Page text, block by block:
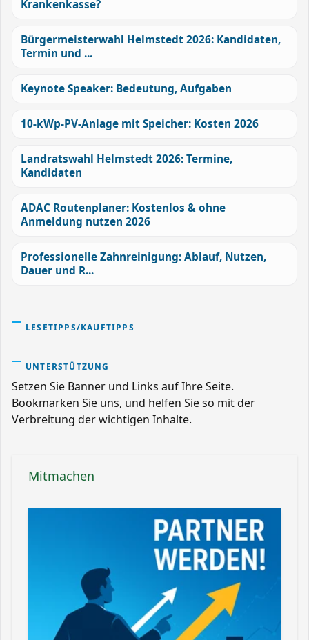
Krankenkasse?
Bürgermeisterwahl Helmstedt 2026: Kandidaten,
Termin und ...
Keynote Speaker: Bedeutung, Aufgaben
10-kWp-PV-Anlage mit Speicher: Kosten 2026
Landratswahl Helmstedt 2026: Termine,
Kandidaten
ADAC Routenplaner: Kostenlos & ohne
Anmeldung nutzen 2026
Professionelle Zahnreinigung: Ablauf, Nutzen,
Dauer und R...
LESETIPPS/KAUFTIPPS
UNTERSTÜTZUNG
Setzen Sie Banner und Links auf Ihre Seite.
Bookmarken Sie uns, und helfen Sie so mit der
Verbreitung der wichtigen Inhalte.
Mitmachen